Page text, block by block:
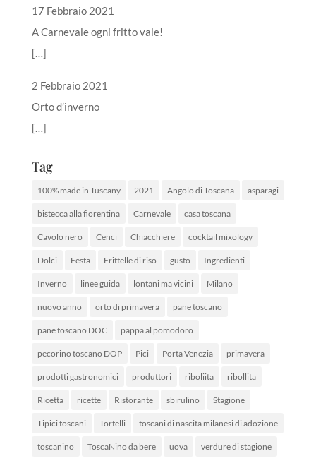
17 Febbraio 2021
A Carnevale ogni fritto vale!
[…]
2 Febbraio 2021
Orto d’inverno
[…]
Tag
100% made in Tuscany 2021 Angolo di Toscana asparagi
bistecca alla fiorentina Carnevale casa toscana
Cavolo nero Cenci Chiacchiere cocktail mixology
Dolci Festa Frittelle di riso gusto Ingredienti
Inverno linee guida lontani ma vicini Milano
nuovo anno orto di primavera pane toscano
pane toscano DOC pappa al pomodoro
pecorino toscano DOP Pici Porta Venezia primavera
prodotti gastronomici produttori riboliita ribollita
Ricetta ricette Ristorante sbirulino Stagione
Tipici toscani Tortelli toscani di nascita milanesi di adozione
toscanino ToscaNino da bere uova verdure di stagione